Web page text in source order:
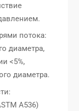
потока:
диаметра,
<5%,
диаметра.
A536)